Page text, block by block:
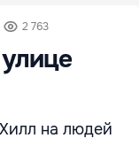
2 763
на людей